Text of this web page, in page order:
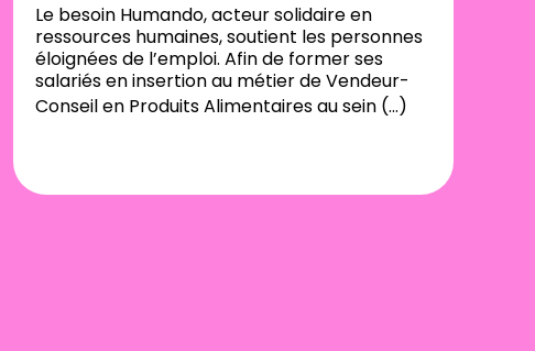
Le besoin Humando, acteur solidaire en
ressources humaines, soutient les personnes
éloignées de l’emploi. Afin de former ses
salariés en insertion au métier de Vendeur-
Conseil en Produits Alimentaires au sein